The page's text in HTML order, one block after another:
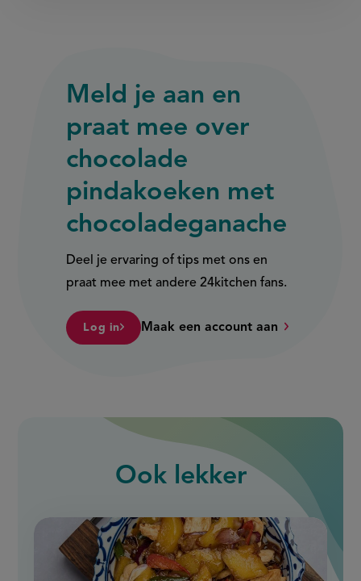
Meld je aan en
praat mee over
chocolade
pindakoeken met
chocoladeganache
Deel je ervaring of tips met ons en
praat mee met andere 24kitchen fans.
Log in Maak een account aan
Ook lekker